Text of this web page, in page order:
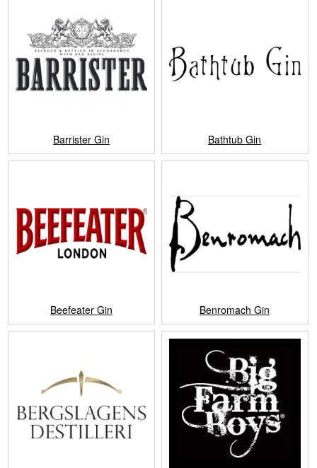
Barrister Gin Bathtub Gin
Beefeater Gin Benromach Gin